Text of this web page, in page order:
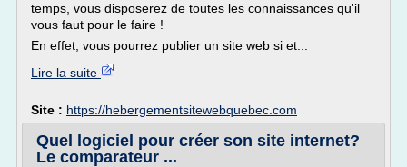
temps, vous disposerez de toutes les connaissances qu'il
vous faut pour le faire !
En effet, vous pourrez publier un site web si et...
Lire la suite
Site : https://hebergementsitewebquebec.com
Quel logiciel pour créer son site internet?
Le comparateur ...